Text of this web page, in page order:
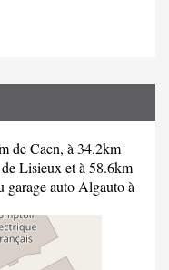
de Caen, à 34.2km
Lisieux et à 58.6km
garage auto Algauto à